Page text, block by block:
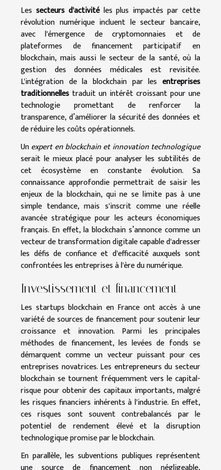
Les secteurs d'activitéles plus impactés par cette
révolution numérique incluent le secteur bancaire,
avec l'émergence de cryptomonnaies et de
plateformes de financement participatif en
blockchain, mais aussi le secteur de la santé, où la
gestion des données médicales est revisitée.
L'intégration de la blockchain par les entreprises
traditionnelles traduit un intérêt croissant pour une
technologie promettant de renforcer la
transparence, d’améliorer la sécurité des données et
de réduire les coûts opérationnels.
Unexpert en blockchain et innovation technologique
serait le mieux placé pour analyser les subtilités de
cet écosystème en constante évolution. Sa
connaissance approfondie permettrait de saisir les
enjeux de la blockchain, qui ne se limite pas à une
simple tendance, mais s'inscrit comme une réelle
avancée stratégique pour les acteurs économiques
français. En effet, la blockchain s’annonce comme un
vecteur de transformation digitale capable d'adresser
les défis de confiance et d'efficacité auxquels sont
confrontées les entreprises à l'ère du numérique.
Investissement et financement
Les startups blockchain en France ont accès à une
variété de sources de financement pour soutenir leur
croissance et innovation. Parmi les principales
méthodes de financement, les levées de fonds se
démarquent comme un vecteur puissant pour ces
entreprises novatrices. Les entrepreneurs du secteur
blockchain se tournent fréquemment vers le capital-
risque pour obtenir des capitaux importants, malgré
les risques financiers inhérents à l'industrie. En effet,
ces risques sont souvent contrebalancés par le
potentiel de rendement élevé et la disruption
technologique promise par le blockchain.
En parallèle, les subventions publiques représentent